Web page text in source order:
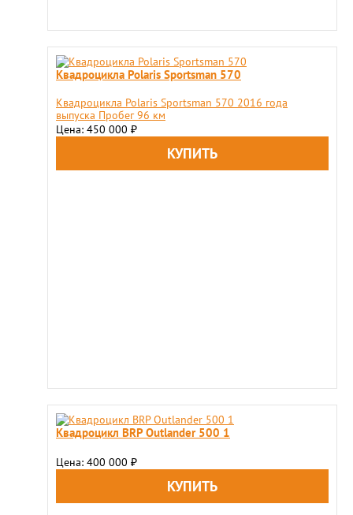
Квадроцикла Polaris Sportsman 570
Квадроцикла Polaris Sportsman 570 2016 года
выпуска Пробег 96 км
Цена: 450 000 ₽
Квадроцикл BRP Outlander 500 1
Цена: 400 000 ₽